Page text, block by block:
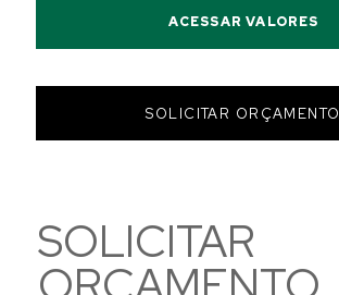
ACESSAR VALORES
SOLICITAR ORÇAMENTO
SOLICITAR